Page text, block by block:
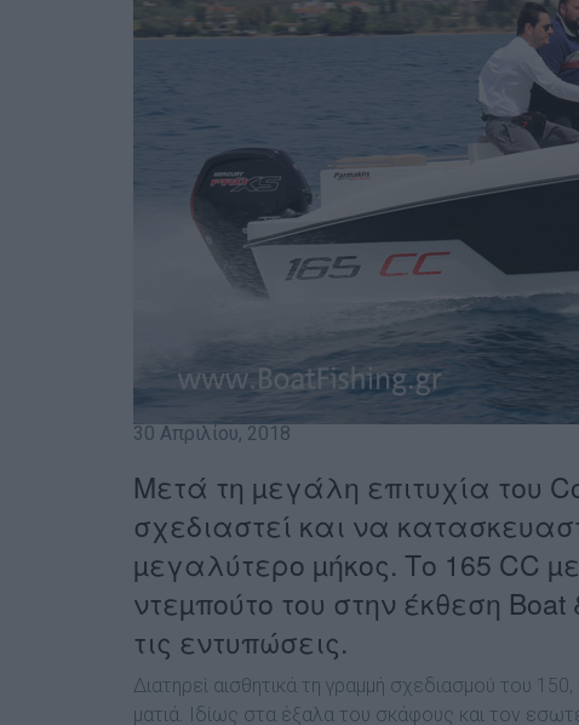
30 Απριλίου, 2018
Μετά τη µεγάλη επιτυχία του
σχεδιαστεί και να
µεγαλύτερο µήκος. Το 165 CC
ντεµπούτο του στην έκθεση
τις εντυπώσεις.
∆ιατηρεί αισθητικά τη γραµµή σχεδιασµού του
µατιά. Ιδίως στα έξαλα του σκάφους και τον